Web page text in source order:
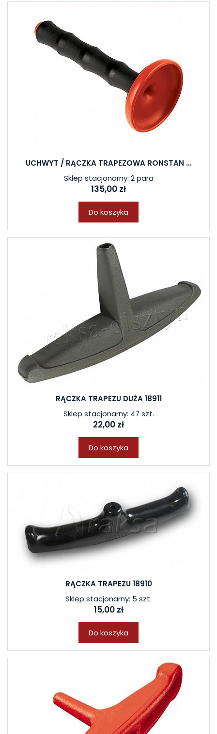
UCHWYT / RĄCZKA TRAPEZOWA RONSTAN ...
Sklep stacjonarny: 2 para
135,00 zł
Do koszyka
RĄCZKA TRAPEZU DUŻA 18911
Sklep stacjonarny: 47 szt.
22,00 zł
Do koszyka
RĄCZKA TRAPEZU 18910
Sklep stacjonarny: 5 szt.
15,00 zł
Do koszyka